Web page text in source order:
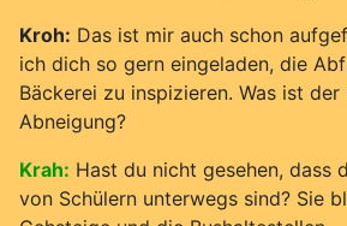
Kroh: Das ist mir auch schon
ich dich so gern eingeladen, die
Bäckerei zu inspizieren. Was ist der
Abneigung?
Krah: Hast du nicht gesehen, dass
von Schülern unterwegs sind? Sie